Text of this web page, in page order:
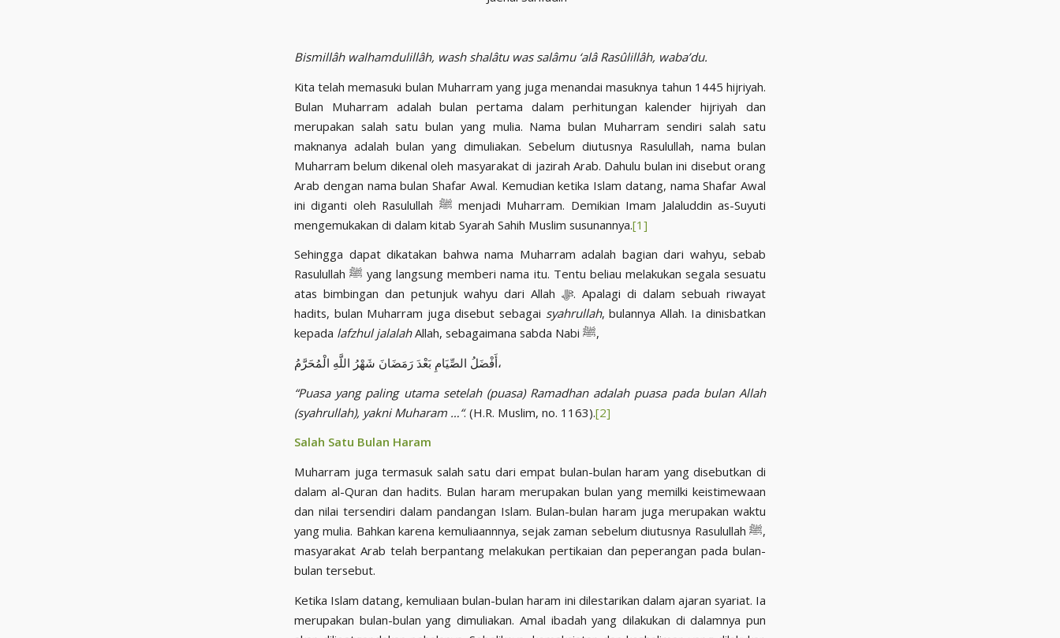
Bismillâh walhamdulillâh, wash shalâtu was salâmu ‘alâ Rasûlillâh, waba’du.
Kita telah memasuki bulan Muharram yang juga menandai masuknya tahun 1445 hijriyah.
Bulan Muharram adalah bulan pertama dalam perhitungan kalender hijriyah dan
merupakan salah satu bulan yang mulia. Nama bulan Muharram sendiri salah satu
maknanya adalah bulan yang dimuliakan. Sebelum diutusnya Rasulullah, nama bulan
Muharram belum dikenal oleh masyarakat di jazirah Arab. Dahulu bulan ini disebut orang
Arab dengan nama bulan Shafar Awal. Kemudian ketika Islam datang, nama Shafar Awal
ini diganti oleh Rasulullah ﷺ menjadi Muharram. Demikian Imam Jalaluddin as-Suyuti
mengemukakan di dalam kitab Syarah Sahih Muslim susunannya.[1]
Sehingga dapat dikatakan bahwa nama Muharram adalah bagian dari wahyu, sebab
Rasulullah ﷺ yang langsung memberi nama itu. Tentu beliau melakukan segala sesuatu
atas bimbingan dan petunjuk wahyu dari Allah ﷻ. Apalagi di dalam sebuah riwayat
hadits, bulan Muharram juga disebut sebagai syahrullah, bulannya Allah. Ia dinisbatkan
kepada lafzhul jalalah
Allah, sebagaimana sabda Nabi ﷺ,
أَفْضَلُ الصِّيَامِ بَعْدَ رَمَضَانَ شَهْرُ اللَّهِ الْمُحَرَّمُ،
“Puasa yang paling utama setelah (puasa) Ramadhan adalah puasa pada bulan Allah
(syahrullah), yakniMuharam …“. (H.R. Muslim, no. 1163).[2]
Salah Satu Bulan Haram
Muharram juga termasuk salah satu dari empat bulan-bulan haram yang disebutkan di
dalam al-Quran dan hadits. Bulan haram merupakan bulan yang memilki keistimewaan
dan nilai tersendiri dalam pandangan Islam. Bulan-bulan haram juga merupakan waktu
yang mulia. Bahkan karena kemuliaannnya, sejak zaman sebelum diutusnya Rasulullah ﷺ,
masyarakat Arab telah berpantang melakukan pertikaian dan peperangan pada bulan-
bulan tersebut.
Ketika Islam datang, kemuliaan bulan-bulan haram ini dilestarikan dalam ajaran syariat. Ia
merupakan bulan-bulan yang dimuliakan. Amal ibadah yang dilakukan di dalamnya pun